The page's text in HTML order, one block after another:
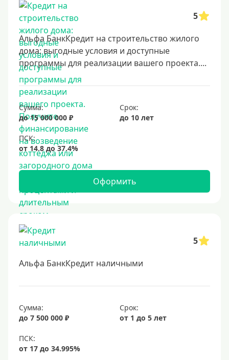
5
Альфа БанкКредит на строительство жилого
дома: выгодные условия и доступные
программы для реализации вашего проекта....
Сумма:
до 15 000 000 ₽
Срок:
до 10 лет
Оформить
5
Альфа БанкКредит наличными
Сумма:
до 7 500 000 ₽
Срок:
от 1 до 5 лет